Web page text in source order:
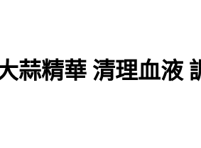
蒜精華 清理血液